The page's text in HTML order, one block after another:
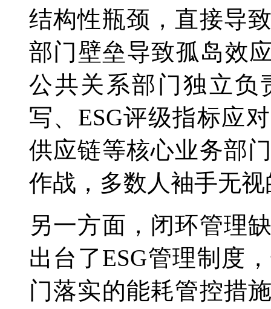
结构性瓶颈，直接导
部门壁垒导致孤岛效
公共关系部门独立负
写、ESG评级指标应
供应链等核心业务部
作战，多数人袖手无
另一方面，闭环管理
出台了ESG管理制度
门落实的能耗管控措